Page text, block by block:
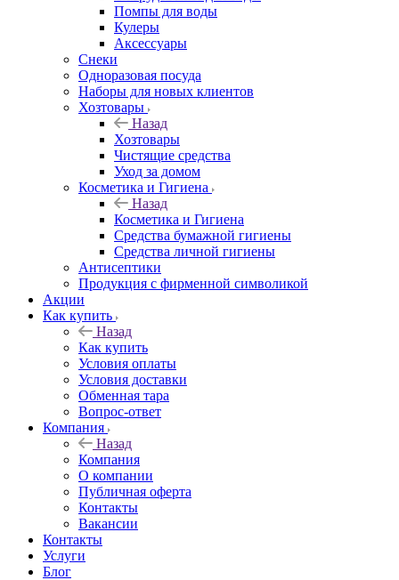
Помпы для воды
Кулеры
Аксессуары
Снеки
Одноразовая посуда
Наборы для новых клиентов
Хозтовары
Назад
Хозтовары
Чистящие средства
Уход за домом
Косметика и Гигиена
Назад
Косметика и Гигиена
Средства бумажной гигиены
Средства личной гигиены
Антисептики
Продукция с фирменной символикой
Акции
Как купить
Назад
Как купить
Условия оплаты
Условия доставки
Обменная тара
Вопрос-ответ
Компания
Назад
Компания
О компании
Публичная оферта
Контакты
Вакансии
Контакты
Услуги
Блог